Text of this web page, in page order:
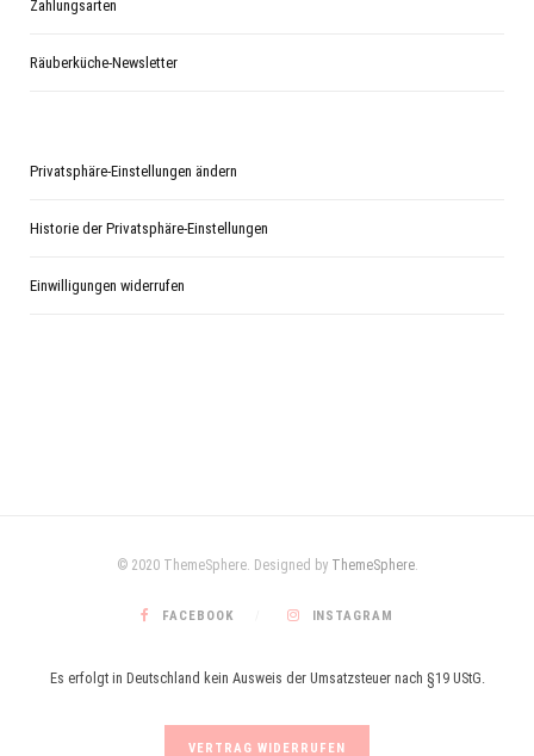
Zahlungsarten
Räuberküche-Newsletter
Privatsphäre-Einstellungen ändern
Historie der Privatsphäre-Einstellungen
Einwilligungen widerrufen
© 2020 ThemeSphere. Designed by ThemeSphere.
FACEBOOK INSTAGRAM
Es erfolgt in Deutschland kein Ausweis der Umsatzsteuer nach §19 UStG.
VERTRAG WIDERRUFEN